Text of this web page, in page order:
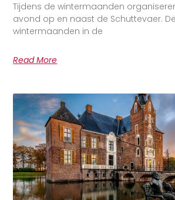
Tijdens de wintermaanden
avond op en naast de Schuttevaer.
wintermaanden in de
Read More